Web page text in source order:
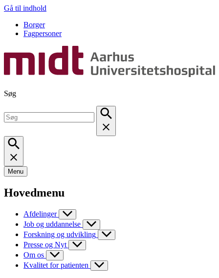
Gå til indhold
Borger
Fagpersoner
Søg
Menu
Hovedmenu
Afdelinger
Job og uddannelse
Forskning og udvikling
Presse og Nyt
Om os
Kvalitet for patienten